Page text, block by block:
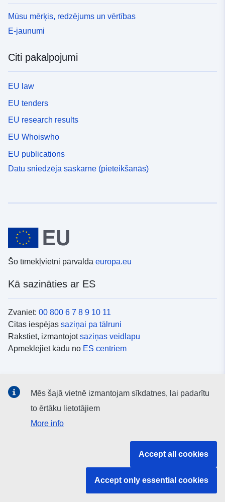
Mūsu mērķis, redzējums un vērtības
E-jaunumi
Citi pakalpojumi
EU law
EU tenders
EU research results
EU Whoiswho
EU publications
Datu sniedzēja saskarne (pieteikšanās)
Šo tīmekļvietni pārvalda europa.eu
Kā sazināties ar ES
Zvaniet: 00 800 6 7 8 9 10 11
Citas iespējas saziņai pa tālruni
Rakstiet, izmantojotsaziņas veidlapu
Apmeklējiet kādu no ES centriem
ES kontisociālajos medijos
Mēs šajā vietnē izmantojam sīkdatnes, lai padarītu
to ērtāku lietotājiem
More info
Accept all cookies
Accept only essential cookies